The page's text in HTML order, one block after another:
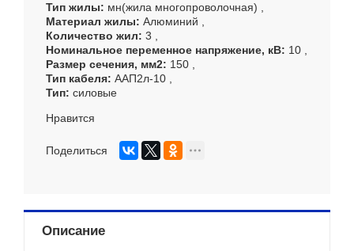
Тип жилы
мн(жила многопроволочная)
Материал жилы
Алюминий
Количество жил
3
Номинальное переменное напряжение, кВ
10
Размер сечения, мм2
150
Тип кабеля ААП2л-10
Тип силовые
Нравится
Поделиться
Описание